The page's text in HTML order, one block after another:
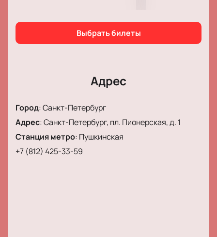
Выбрать билеты
Адрес
Город:Санкт-Петербург
Адрес:Санкт-Петербург, пл. Пионерская, д. 1
Станция метро: Пушкинская
+7 (812) 425-33-59